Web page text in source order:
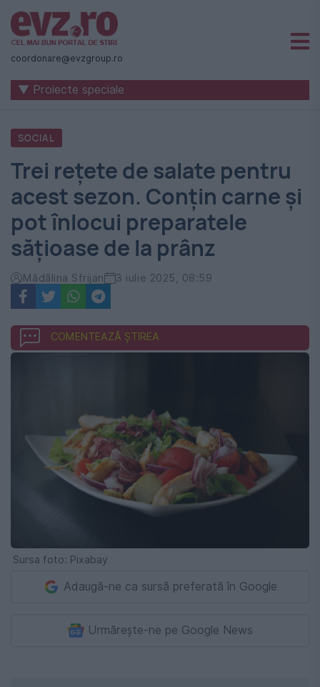
Știri
naționale
internaționale
România
Evenimentul
Zilei
coordonare@evzgroup.ro
▼ Proiecte speciale
SOCIAL
Trei rețete de salate pentru
acest sezon. Conțin carne și
pot înlocui preparatele
sățioase de la prânz
Mădălina Sfrijan 3 iulie 2025, 08:59
COMENTEAZĂ ȘTIREA
Sursa foto: Pixabay
Adaugă-ne ca sursă preferată în Google
Urmărește-ne pe Google News